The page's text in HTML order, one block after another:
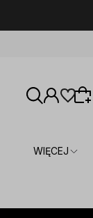
WIĘCEJ